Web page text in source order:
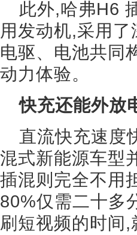
此外,哈弗H6
用发动机,采用
电驱、电池共同
动力体验。
快充还能外放
直流快充速度
混式新能源车型
插混则完全不用
80%仅需二十多
刷短视频的时间,